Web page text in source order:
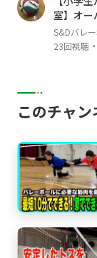
室】オー
を覚えよ
レーボー
S&Dバレ
23回視聴・
このチャ